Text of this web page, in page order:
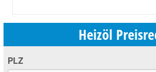
Heizöl
PLZ